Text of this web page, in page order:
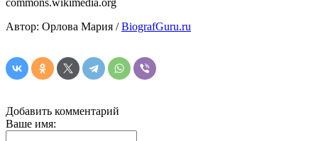
Автор: Орлова Мария /BiografGuru.ru
Добавить комментарий
Ваше имя: